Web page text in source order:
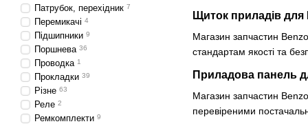
Щиток приладів для
Магазин запчастин
стандартам якості та
Приладова панель
Магазин запчастин
перевіреними
Патрубок, перехідник 7
Перемикачі 4
Підшипники 9
Поршнева 36
Проводка 1
Прокладки 39
Різне 63
Реле 2
Ремкомплекти 9